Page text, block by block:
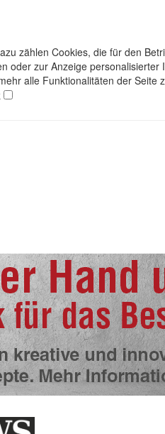
zählen Cookies, die für den
zur Anzeige
alle Funktionalitäten der